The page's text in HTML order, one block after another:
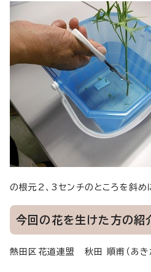
の根元2、3センチのところを斜め
今回の花を生けた方の紹
熱田区花道連盟 秋田 順甫（あき